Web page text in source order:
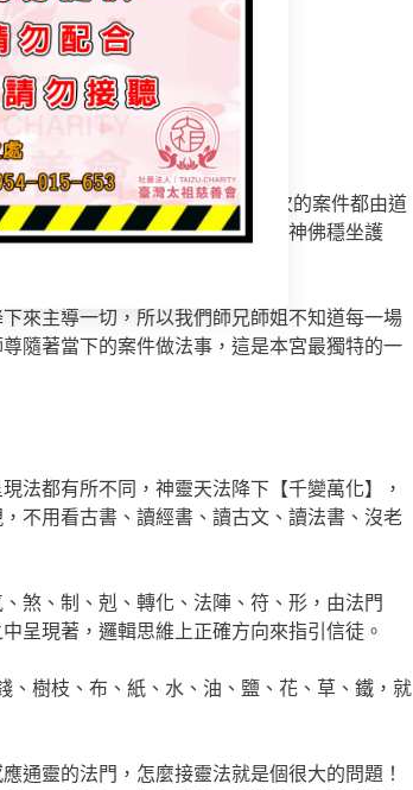
感應、靈通 、萬法、磁場，每次的案件都由道
解，加持興旺、轉運風水、主家神佛穩坐護
來主導一切，所以我們師兄師姐不知道每一場
隨著當下的案件做法事，這是本宮最獨特的一
法都有所不同，神靈天法降下【千變萬化】，
不用看古書、讀經書、讀古文、讀法書、沒老
煞、制、剋、轉化、法陣、符、形，由法門
呈現著，邏輯思維上正確方向來指引信徒。
、樹枝、布、紙、水、油、鹽、花、草、鐵，就
通靈的法門，怎麼接靈法就是個很大的問題！